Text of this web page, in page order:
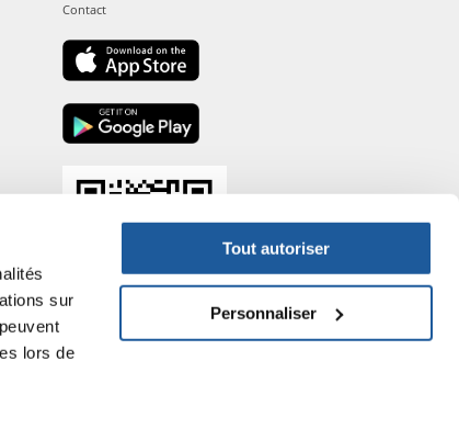
sur
lors de
Tout autoriser
Personnaliser
Contact